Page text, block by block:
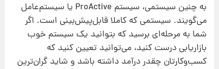
به چنین سیستمی، سیستم ProActive یا سیستم‌عامل
می‌گویند. سیستمی كه کاملا قابل‌پیش‌بینی است. اگر
شما به مرحله‌ای برسید كه بتوانید یك سیستم خوب
بازاریابی درست کنید، می‌توانید تعیین کنید که
كسب‌وکارتان چقدر درآمد داشته باشد و شاید گران‌ترین